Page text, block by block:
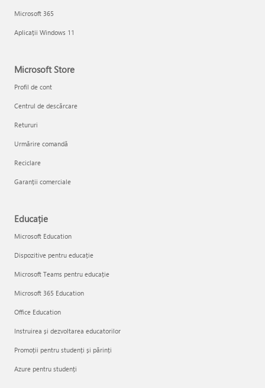
Microsoft 365
Aplicații Windows 11
Microsoft Store
Profil de cont
Centrul de descărcare
Retururi
Urmărire comandă
Reciclare
Garanții comerciale
Educație
Microsoft Education
Dispozitive pentru educație
Microsoft Teams pentru educație
Microsoft 365 Education
Office Education
Instruirea și dezvoltarea educatorilor
Promoții pentru studenți și părinți
Azure pentru studenți